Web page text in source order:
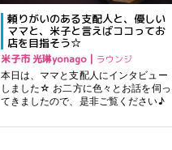
頼りがいのある支配人と、優しい
ママと、米子と言えばココってお
店を目指そう☆
米子市 光琳yonago｜ ラウンジ
本日は、ママと支配人にインタビュー
しました☆ お二方に色々とお話を伺っ
てきましたので、是非ご覧ください♪